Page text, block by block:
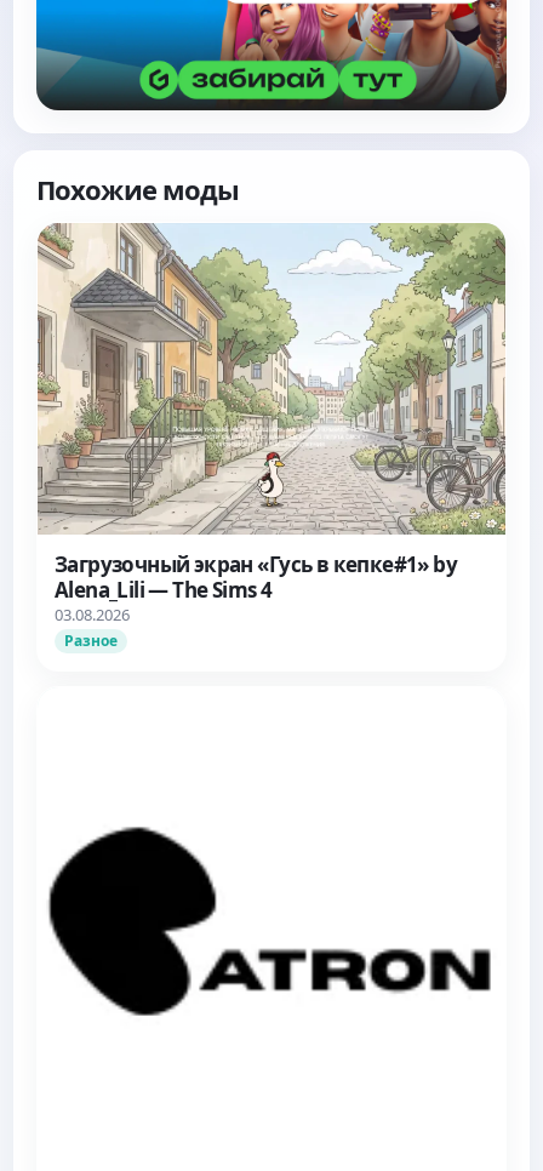
Похожие моды
Загрузочный экран «Гусь в кепке#1» by
Alena_Lili — The Sims 4
03.08.2026
Разное